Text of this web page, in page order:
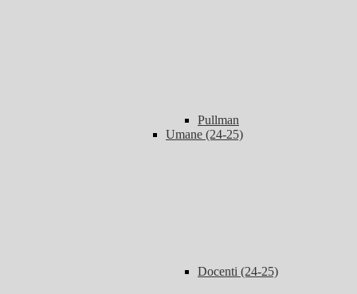
Pullman
Umane (24-25)
Docenti (24-25)